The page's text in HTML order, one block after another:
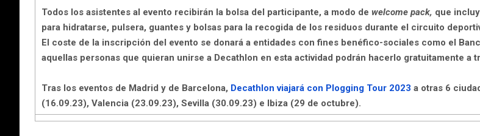
Todos los asistentes al evento recibirán la bolsa del participante, a modo de welcome pack, que
para hidratarse, pulsera, guantes y bolsas para la recogida de los residuos durante el circuito
El coste de la inscripción del evento se donará a entidades con fines benéfico-sociales como el
aquellas personas que quieran unirse a Decathlon en esta actividad podrán hacerlo gratuitamente a
Tras los eventos de Madrid y de Barcelona, Decathlon viajará con Plogging Tour 2023 a otras 6
(16.09.23), Valencia (23.09.23), Sevilla (30.09.23) e Ibiza (29 de octubre).